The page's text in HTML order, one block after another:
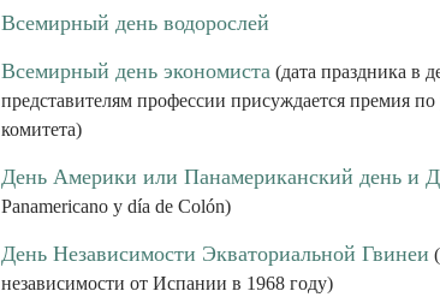
Всемирный день водорослей
Всемирный день экономиста (дата праздника в
представителям профессии присуждается премия
комитета)
День Америки или Панамериканский день и
Panamericano y día de Colón)
День Независимости Экваториальной Гвинеи
независимости от Испании в 1968 году)